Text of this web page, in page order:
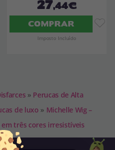
27,44€
COMPRAR
Imposto Incluído
» Perucas de Alta
de luxo » Michelle Wig –
três cores irresistíveis